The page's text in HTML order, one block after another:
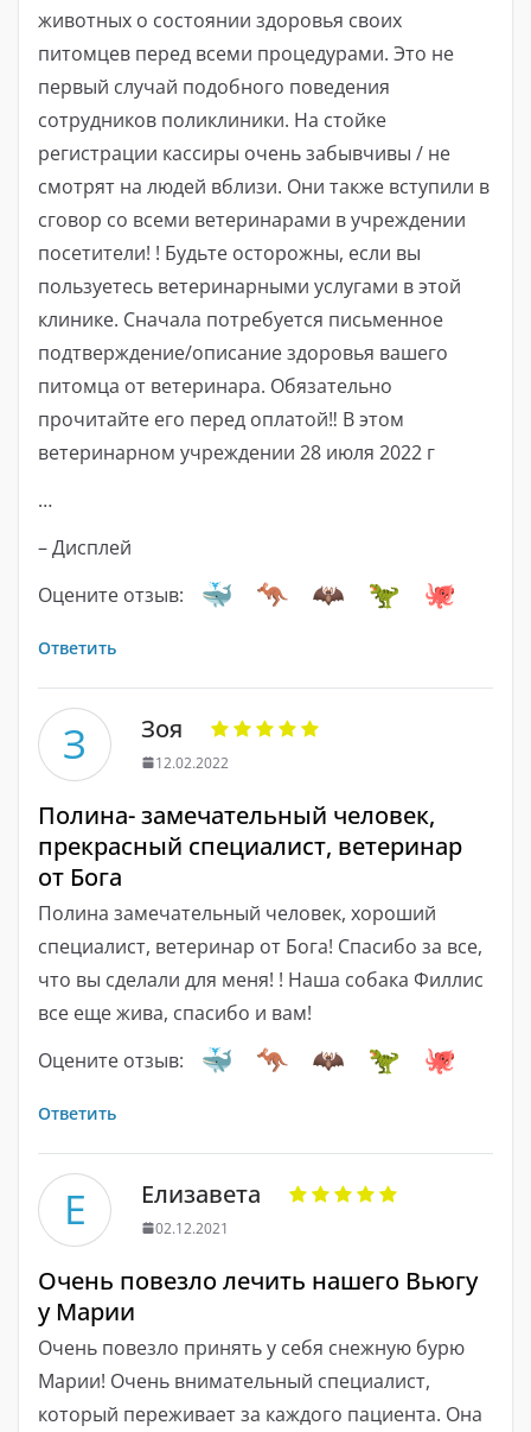
животных о состоянии здоровья своих
питомцев перед всеми процедурами. Это не
первый случай подобного поведения
сотрудников поликлиники. На стойке
регистрации кассиры очень забывчивы / не
смотрят на людей вблизи. Они также вступили в
сговор со всеми ветеринарами в учреждении
посетители! ! Будьте осторожны, если вы
пользуетесь ветеринарными услугами в этой
клинике. Сначала потребуется письменное
подтверждение/описание здоровья вашего
питомца от ветеринара. Обязательно
прочитайте его перед оплатой‼ ️В этом
ветеринарном учреждении ️28 июля 2022 г
…
– Дисплей
Оцените отзыв:
Ответить
З Зоя
12.02.2022
Полина- замечательный человек,
прекрасный специалист, ветеринар
от Бога
Полина замечательный человек, хороший
специалист, ветеринар от Бога! Спасибо за все,
что вы сделали для меня! ! Наша собака Филлис
все еще жива, спасибо и вам!
Оцените отзыв:
Ответить
Е Елизавета
02.12.2021
Очень повезло лечить нашего Вьюгу
у Марии
Очень повезло принять у себя снежную бурю
Марии! Очень внимательный специалист,
который переживает за каждого пациента. Она